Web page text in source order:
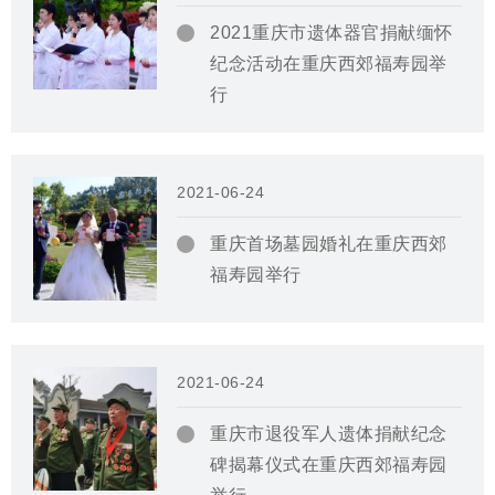
2021重庆市遗体器官捐献缅怀
纪念活动在重庆西郊福寿园举
行
2021-06-24
重庆首场墓园婚礼在重庆西郊
福寿园举行
2021-06-24
重庆市退役军人遗体捐献纪念
碑揭幕仪式在重庆西郊福寿园